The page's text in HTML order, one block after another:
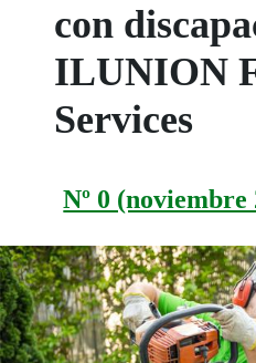
con
ILUNION
Services
Nº 0 (noviembre